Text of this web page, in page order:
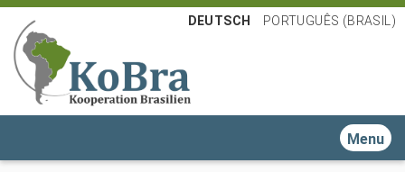
DEUTSCH PORTUGUÊS (BRASIL)
Toggle